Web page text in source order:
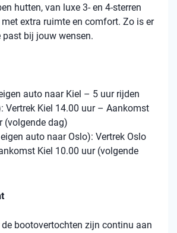
hutten, van luxe 3- en 4-sterren
extra ruimte en comfort. Zo is er
bij jouw wensen.
auto naar Kiel – 5 uur rijden
Vertrek Kiel 14.00 uur – Aankomst
(volgende dag)
auto naar Oslo): Vertrek Oslo
Kiel 10.00 uur (volgende
de bootovertochten zijn continu aan